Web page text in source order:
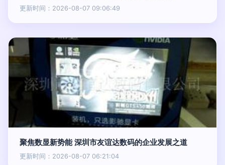
更新时间：2026-08-07 09:06:49
聚焦数显新势能 深圳市友谊达数码的企业发展之道
更新时间：2026-08-07 06:21:04